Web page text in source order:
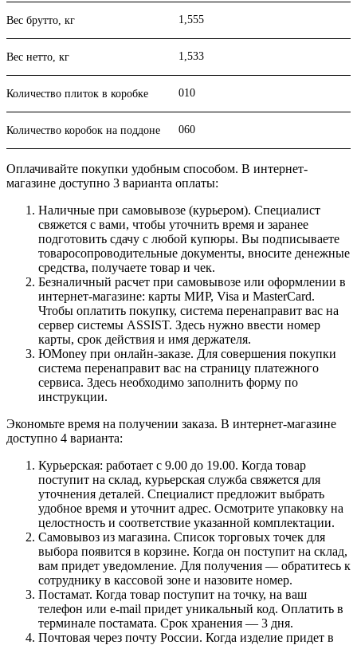
Вес брутто, кг 1,555
Вес нетто, кг 1,533
Количество плиток в коробке 010
Количество коробок на поддоне 060
Оплачивайте покупки удобным способом. В интернет-
магазине доступно 3 варианта оплаты:
Наличные при самовывозе (курьером). Специалист
свяжется с вами, чтобы уточнить время и заранее
подготовить сдачу с любой купюры. Вы подписываете
товаросопроводительные документы, вносите денежные
средства, получаете товар и чек.
Безналичный расчет при самовывозе или оформлении в
интернет-магазине: карты МИР, Visa и MasterCard.
Чтобы оплатить покупку, система перенаправит вас на
сервер системы ASSIST. Здесь нужно ввести номер
карты, срок действия и имя держателя.
ЮMoney при онлайн-заказе. Для совершения покупки
система перенаправит вас на страницу платежного
сервиса. Здесь необходимо заполнить форму по
инструкции.
Экономьте время на получении заказа. В интернет-магазине
доступно 4 варианта:
Курьерская: работает с 9.00 до 19.00. Когда товар
поступит на склад, курьерская служба свяжется для
уточнения деталей. Специалист предложит выбрать
удобное время и уточнит адрес. Осмотрите упаковку на
целостность и соответствие указанной комплектации.
Самовывоз из магазина. Список торговых точек для
выбора появится в корзине. Когда он поступит на склад,
вам придет уведомление. Для получения — обратитесь к
сотруднику в кассовой зоне и назовите номер.
Постамат. Когда товар поступит на точку, на ваш
телефон или e-mail придет уникальный код. Оплатить в
терминале постамата. Срок хранения — 3 дня.
Почтовая через почту России. Когда изделие придет в